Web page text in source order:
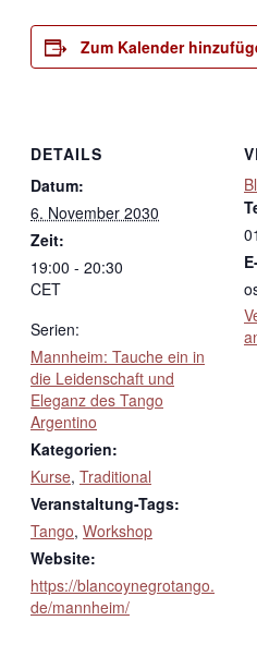
Zum Kalender
DETAILS
Datum:
6. November 2030
Zeit:
19:00 - 20:30
CET
Serien:
Mannheim: Tauche ein in
die Leidenschaft und
Eleganz des Tango
Argentino
Kategorien:
Kurse, Traditional
Veranstaltung-Tags:
Tango, Workshop
Website:
https://blancoynegrotango.
de/mannheim/